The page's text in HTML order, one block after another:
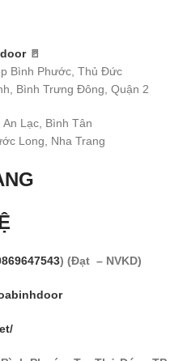
🚪
Bình Phước, Thủ Đức
Bình Trưng Đông, Quận 2
Lạc, Bình Tân
Long, Nha Trang
) (Đạt – NVKD)